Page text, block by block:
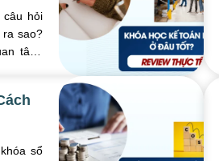
hỏi
sao?
tâm.
sổ